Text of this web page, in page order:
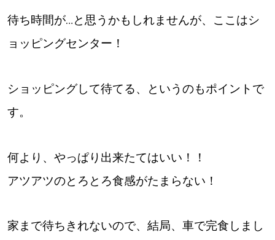
プライバシーポリシー
待ち時間が…と思うかもしれませんが、ここはシ
ョッピングセンター！
ショッピングして待てる、というのもポイントで
す。
何より、やっぱり出来たてはいい！！
アツアツのとろとろ食感がたまらない！
家まで待ちきれないので、結局、車で完食しまし